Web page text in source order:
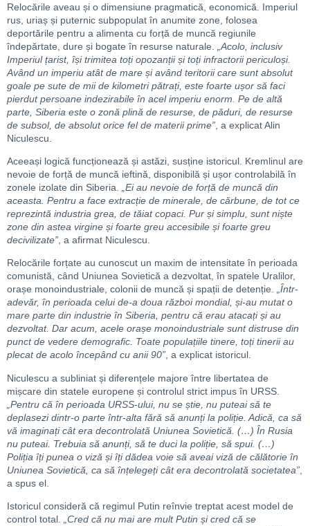
Relocările aveau și o dimensiune pragmatică, economică. Imperiul
rus, uriaș și puternic subpopulat în anumite zone, folosea
deportările pentru a alimenta cu forță de muncă regiunile
îndepărtate, dure și bogate în resurse naturale.
„Acolo, inclusiv
Imperiul țarist, își trimitea toți opozanții și toți infractorii periculoși.
Având un imperiu atât de mare și având teritorii care sunt absolut
goale pe sute de mii de kilometri pătrați, este foarte ușor să faci
pierdut persoane indezirabile în acel imperiu enorm. Pe de altă
parte, Siberia este o zonă plină de resurse, de păduri, de resurse
de subsol, de absolut orice fel de materii prime” , a explicat Alin
Niculescu.
Aceeași logică funcționează și astăzi, susține istoricul. Kremlinul are
nevoie de forță de muncă ieftină, disponibilă și ușor controlabilă în
zonele izolate din Siberia.
„Ei au nevoie de forță de muncă din
aceasta. Pentru a face extracție de minerale, de cărbune, de tot ce
reprezintă industria grea, de tăiat copaci. Pur și simplu, sunt niște
zone din astea virgine și foarte greu accesibile și foarte greu
decivilizate” , a afirmat Niculescu.
Relocările forțate au cunoscut un maxim de intensitate în perioada
comunistă, când Uniunea Sovietică a dezvoltat, în spatele Uralilor,
orașe monoindustriale, colonii de muncă și spații de detenție. „Într-
adevăr, în perioada celui de-a doua război mondial, și-au mutat o
mare parte din industrie în Siberia, pentru că erau atacați și au
dezvoltat. Dar acum, acele orașe monoindustriale sunt distruse din
punct de vedere demografic. Toate populațiile tinere, toți tinerii au
plecat de acolo începând cu anii 90”, a explicat istoricul.
Niculescu a subliniat și diferențele majore între libertatea de
mișcare din statele europene și controlul strict impus în URSS.
„Pentru că în perioada URSS-ului, nu se știe, nu puteai să te
deplasezi dintr-o parte într-alta fără să anunți la poliție. Adică, ca să
vă imaginați cât era decontrolată Uniunea Sovietică. (…) În Rusia
nu puteai. Trebuia să anunți, să te duci la poliție, să spui. (…)
Poliția îți punea o viză și îți dădea voie să aveai viză de călătorie în
Uniunea Sovietică, ca să înțelegeți cât era decontrolată societatea”
a spus el.
Istoricul consideră că regimul Putin reînvie treptat acest model de
control total.
„Cred că nu mai are mult Putin și cred că se